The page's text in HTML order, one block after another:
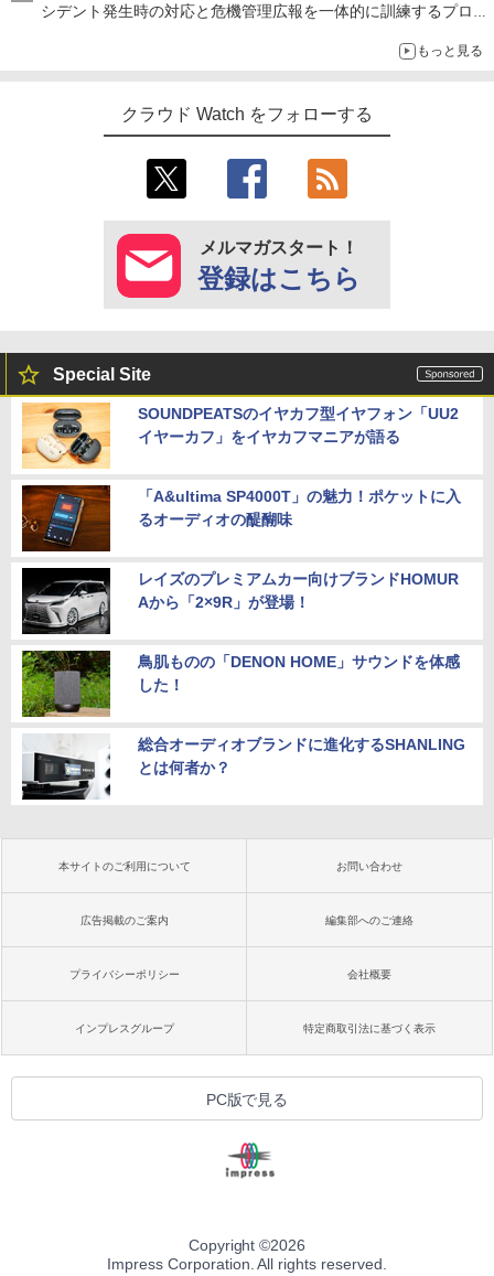
シデント発生時の対応と危機管理広報を一体的に訓練するプログ
もっと見る
クラウド Watch をフォローする
メルマガスタート！
登録はこちら
Special Site
SOUNDPEATSのイヤカフ型イヤフォン「UU2
イヤーカフ」をイヤカフマニアが語る
「A&ultima SP4000T」の魅力！ポケットに入
るオーディオの醍醐味
レイズのプレミアムカー向けブランドHOMUR
Aから「2×9R」が登場！
鳥肌ものの「DENON HOME」サウンドを体感
した！
総合オーディオブランドに進化するSHANLING
とは何者か？
本サイトのご利用について お問い合わせ
広告掲載のご案内 編集部へのご連絡
プライバシーポリシー 会社概要
インプレスグループ 特定商取引法に基づく表示
PC版で見る
Copyright ©2026
Impress Corporation. All rights reserved.